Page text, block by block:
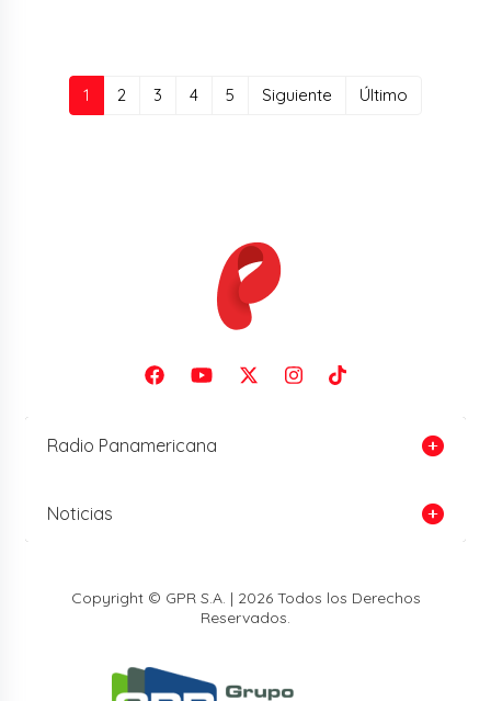
1 (current)
2 3 4 5 Siguiente Último
Radio Panamericana
Noticias
Copyright © GPR S.A. | 2026 Todos los Derechos
Reservados.